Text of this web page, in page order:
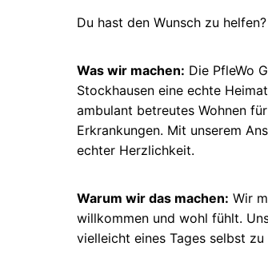
Du hast den Wunsch zu
Was wir machen: Die PfleWo
Stockhausen eine echte
ambulant betreutes Wohnen
Erkrankungen. Mit unserem
echter Herzlichkeit.
Warum wir das machen: Wir
willkommen und wohl fühlt.
vielleicht eines Tages selbst zu